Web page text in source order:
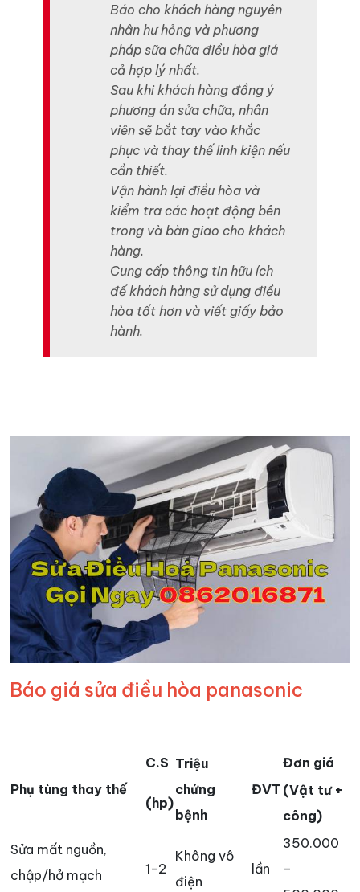
Báo cho khách hàng nguyên
nhân hư hỏng và phương
pháp sữa chữa điều hòa giá
cả hợp lý nhất.
Sau khi khách hàng đồng ý
phương án sửa chữa, nhân
viên sẽ bắt tay vào khắc
phục và thay thế linh kiện nếu
cần thiết.
Vận hành lại điều hòa và
kiểm tra các hoạt động bên
trong và bàn giao cho khách
hàng.
Cung cấp thông tin hữu ích
để khách hàng sử dụng điều
hòa tốt hơn và viết giấy bảo
hành.
Báo giá sửa điều hòa panasonic
Phụ tùng thay thế
C.S Triệu
chứng
bệnh
ĐVT
Đơn giá
(hp)
(Vật tư +
công)
Sửa mất nguồn,
chập/hở mạch
1-2
Không vô
điện
lần
350.000
–